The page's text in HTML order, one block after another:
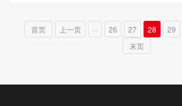
首页 上一页 ··· 26 27 28 29
末页